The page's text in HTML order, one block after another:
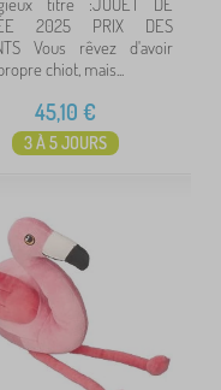
2025 PRIX DES
Vous rêvez d'avoir
chiot, mais...
45,10 €
3 À 5 JOURS